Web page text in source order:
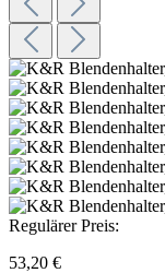
Regulärer Preis:
53,20 €